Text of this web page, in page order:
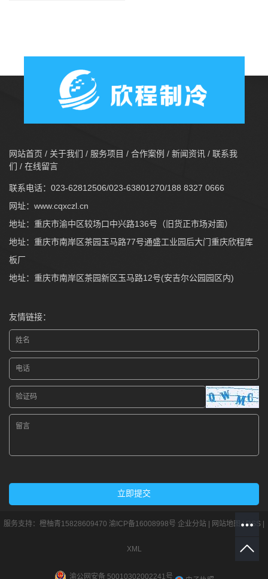
网站首页 / 关于我们 / 服务项目 / 合作案例 / 新闻资讯 / 联系我
们 / 在线留言
联系电话：023-62812506/023-63801270/188 8327 0666
网址： www.cqxczl.cn
地址：重庆市渝中区较场口中兴路136号（旧货正市场对面）
地址：重庆市南岸区茶园玉马路77号通盛工业园后大门重庆欣程库
板厂
地址：重庆市南岸区茶园新区玉马路12号(安吉尔公园园区内)
友情链接：
服务支持： 橙柚青15828609470 渝ICP备16008998号 企业分站 网站地图 |RSS
XML
渝公网安备 50010302002241号